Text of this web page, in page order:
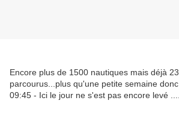
Encore plus de 1500 nautiques mais déjà
parcourus...plus qu'une petite semaine
09:45 - Ici le jour ne s'est pas encore levé ....